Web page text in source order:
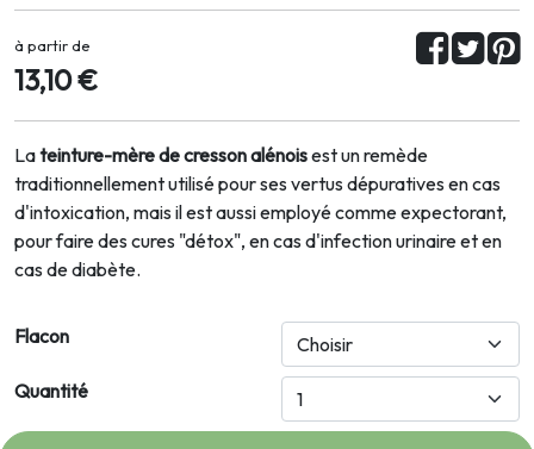
à partir de
13,10 €
Lateinture-mère de cresson alénoisest un remède
traditionnellement utilisé pour ses vertus dépuratives en cas
d'intoxication, mais il est aussi employé comme expectorant,
pour faire des cures "détox", en cas d'infection urinaire et en
cas de diabète.
Flacon
Quantité